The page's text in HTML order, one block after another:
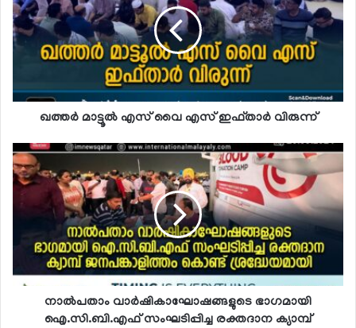
ഖത്തര്‍ മാട്ടൂല്‍ എസ് വൈ എസ് ഇഫ്താര്‍ വിരുന്ന്
നാല്‍പതാം വാര്‍ഷികാഘോഷങ്ങളുടെ ഭാഗമായി
ഐ.സി.ബി.എഫ് സംഘടിപ്പിച്ച രക്തദാന ക്യാമ്പ്